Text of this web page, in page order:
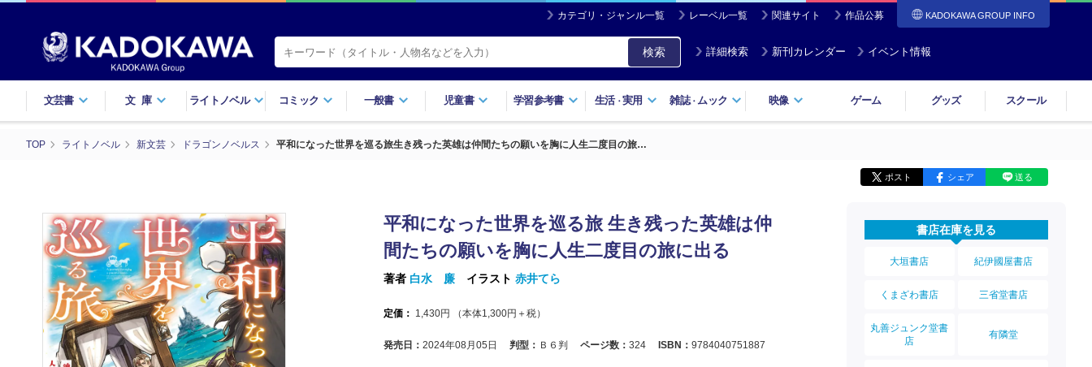
カテゴリ・ジャンル一覧 レーベル一覧 関連サイト 作品公募 KADOKAWA GROUP INFO
検索 詳細検索 新刊カレンダー イベント情報
文芸書 文庫 ライトノベル コミック 一般書 児童書 学習参考書 生活・実用 雑誌・ ムック 映像 ゲーム グッズ スクール
TOP ライトノベル 新文芸 ドラゴンノベルス 平和になった世界を巡る旅生き残った英雄は仲間たちの願いを胸に人生二度目の旅…
ポスト シェア 送る
平和になった世界を巡る旅 生き残った英雄は仲
間たちの願いを胸に人生二度目の旅に出る
著者 白水 廉 イラスト 赤井てら
定価： 1,430円 （本体1,300円＋税）
発売日： 2024年08月05日 判型： Ｂ６判 ページ数： 324 ISBN： 9784040751887
書店在庫を見る
大垣書店 紀伊國屋書店
くまざわ書店 三省堂書店
丸善ジュンク堂書
店
有隣堂